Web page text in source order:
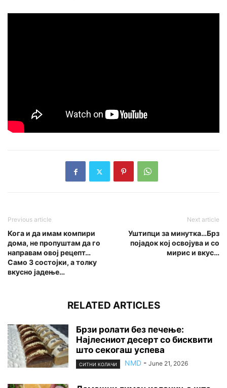
Previous article
Кога и да имам компири
дома, не пропуштам да го
направам овој рецепт…
Само 3 состојки, а толку
вкусно јадење…
Next article
Уштипци за минутка…Брз
појадок кој освојува и со
мирис и вкус…
RELATED ARTICLES
Брзи ролати без печење:
Најлесниот десерт со бисквити
што секогаш успева
СИТНИ КОЛАЧИ NMD - June 21, 2026